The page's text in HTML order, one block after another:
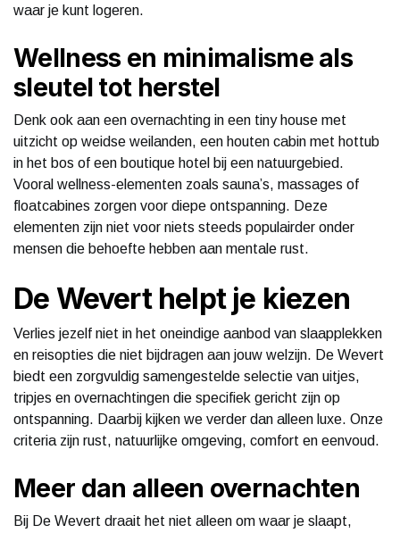
waar je kunt logeren.
Wellness en minimalisme als
sleutel tot herstel
Denk ook aan een overnachting in een tiny house met
uitzicht op weidse weilanden, een houten cabin met hottub
in het bos of een boutique hotel bij een natuurgebied.
Vooral wellness-elementen zoals sauna’s, massages of
floatcabines zorgen voor diepe ontspanning. Deze
elementen zijn niet voor niets steeds populairder onder
mensen die behoefte hebben aan mentale rust.
De Wevert helpt je kiezen
Verlies jezelf niet in het oneindige aanbod van slaapplekken
en reisopties die niet bijdragen aan jouw welzijn. De Wevert
biedt een zorgvuldig samengestelde selectie van uitjes,
tripjes en overnachtingen die specifiek gericht zijn op
ontspanning. Daarbij kijken we verder dan alleen luxe. Onze
criteria zijn rust, natuurlijke omgeving, comfort en eenvoud.
Meer dan alleen overnachten
Bij De Wevert draait het niet alleen om waar je slaapt,